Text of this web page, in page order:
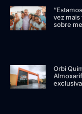
vez mais
sobre
Orbi